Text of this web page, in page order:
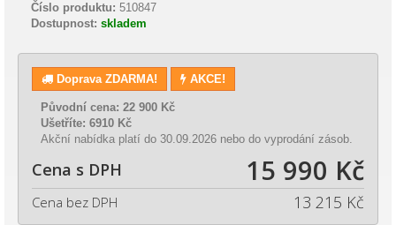
Číslo produktu: 510847
Dostupnost: skladem
Doprava ZDARMA! AKCE!
Původní cena: 22 900 Kč
Ušetříte: 6910 Kč
Akční nabídka platí do 30.09.2026 nebo do vyprodání zásob.
Cena s DPH 15 990 Kč
Cena bez DPH 13 215 Kč